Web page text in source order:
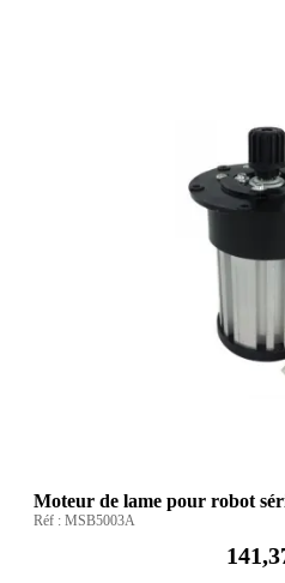
Moteur de lame pour robot
Réf : MSB5003A